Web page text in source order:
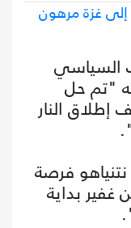
إلى غزة مرهون
السياسي
"تم حل
إطلاق النار
فرصة
غفير بداية